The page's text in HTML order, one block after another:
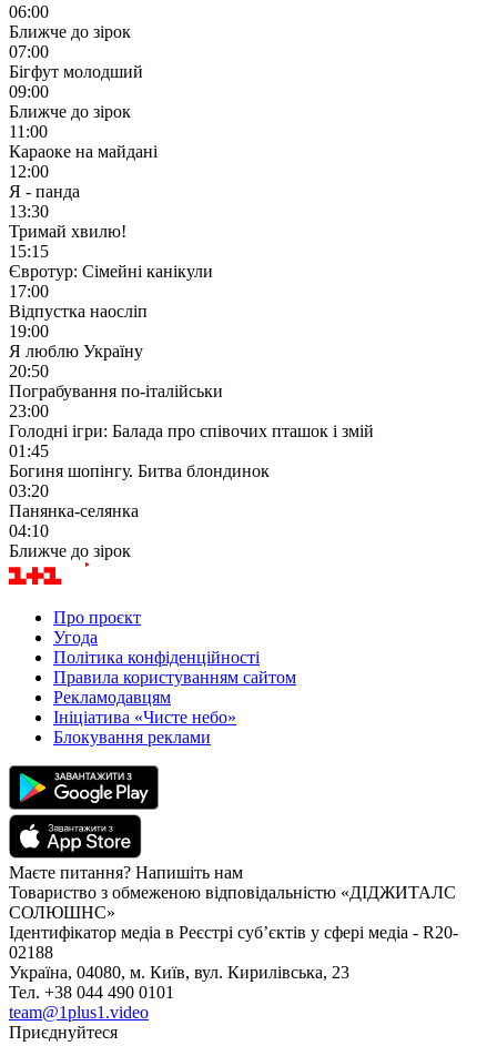
06:00
Ближче до зірок
07:00
Бігфут молодший
09:00
Ближче до зірок
11:00
Караоке на майдані
12:00
Я - панда
13:30
Тримай хвилю!
15:15
Євротур: Сімейні канікули
17:00
Відпустка наосліп
19:00
Я люблю Україну
20:50
Пограбування по-італійськи
23:00
Голодні ігри: Балада про співочих пташок і змій
01:45
Богиня шопінгу. Битва блондинок
03:20
Панянка-селянка
04:10
Ближче до зірок
Про проєкт
Угода
Політика конфіденційності
Правила користуванням сайтом
Рекламодавцям
Ініціатива «Чисте небо»
Блокування реклами
Маєте питання? Напишіть нам
Товариство з обмеженою відповідальністю «ДІДЖИТАЛС
СОЛЮШНС»
Ідентифікатор медіа в Реєстрі суб’єктів у сфері медіа - R20-
02188
Україна, 04080, м. Київ, вул. Кирилівська, 23
Тел. +38 044 490 0101
team@1plus1.video
Приєднуйтеся